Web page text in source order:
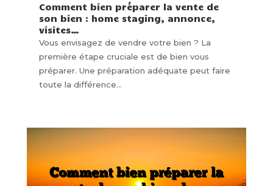
Comment bien préparer la vente de
son bien : home staging, annonce,
visites…
Vous envisagez de vendre votre bien ? La
première étape cruciale est de bien vous
préparer. Une préparation adéquate peut faire
toute la différence...